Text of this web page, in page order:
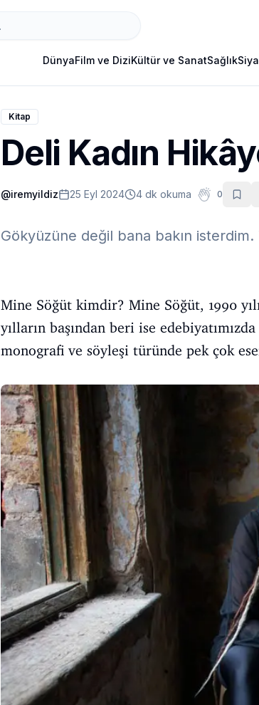
DünyaFilm ve DiziKültür ve SanatSağlık
Kitap
Deli Kadın
@iremyildiz 25 Eyl 2024 4 dk okuma 0
Gökyüzüne değil bana bakın isterdim.
Mine Söğüt kimdir? Mine Söğüt, 1990
yılların başından beri ise
monografi ve söyleşi türünde pek çok